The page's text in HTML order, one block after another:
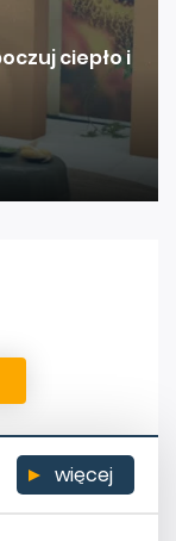
ciepło i
więcej